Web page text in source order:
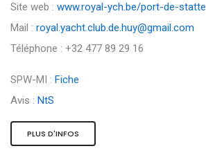
Site web : www.royal-ych.be/port-de-statte
Mail : royal.yacht.club.de.huy@gmail.com
Téléphone : +32 477 89 29 16
SPW-MI : Fiche
Avis : NtS
PLUS D'INFOS